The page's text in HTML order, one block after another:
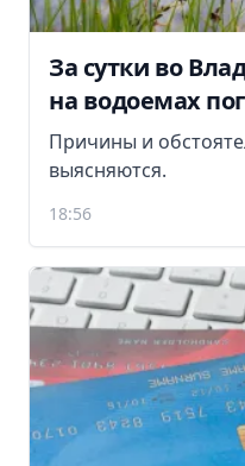
За сутки во
на водоемах
Причины и
выясняются.
18:56